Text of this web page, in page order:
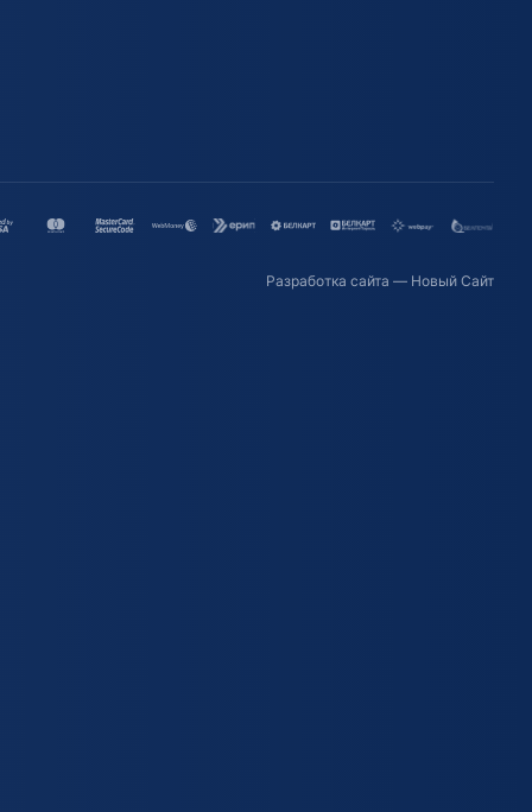
Разработка сайта — Новый Сайт